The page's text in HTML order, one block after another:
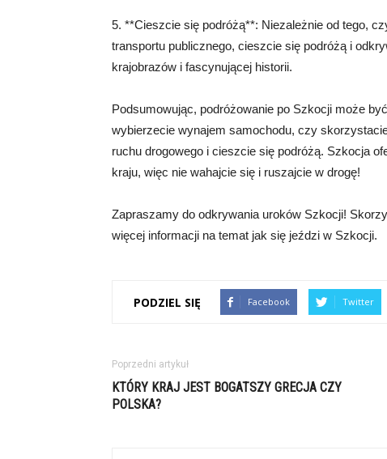
5. **Cieszcie się podróżą**: Niezależnie od tego,
transportu publicznego, cieszcie się podróżą i
krajobrazów i fascynującej historii.
Podsumowując, podróżowanie po Szkocji może
wybierzecie wynajem samochodu, czy
ruchu drogowego i cieszcie się podróżą. Szkocja
kraju, więc nie wahajcie się i ruszajcie w drogę!
Zapraszamy do odkrywania uroków Szkocji!
więcej informacji na temat jak się jeździ w Szkocji.
PODZIEL SIĘ Facebook Twitter
Poprzedni artykuł
KTÓRY KRAJ JEST BOGATSZY GRECJA CZY
POLSKA?